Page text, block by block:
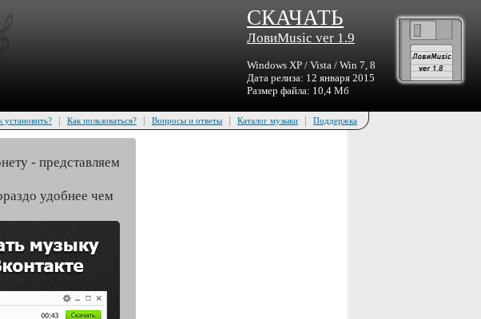
СКАЧАТЬ
ЛовиMusic ver 1.9
Windows XP / Vista / Win 7, 8
Дата релиза: 12 января 2015
Размер файла: 10,4 Мб
установить? | Как пользоваться? | Вопросы и ответы | Каталог музыки | Поддержка
- представляем
удобнее чем